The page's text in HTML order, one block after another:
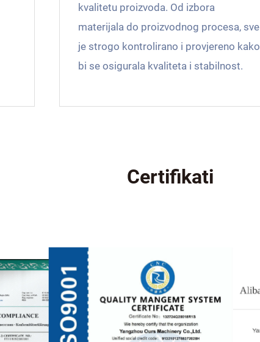
kvalitetu proizvoda. Od izbora
materijala do proizvodnog procesa, sve
je strogo kontrolirano i provjereno kako
bi se osigurala kvaliteta i stabilnost.
Certifikati